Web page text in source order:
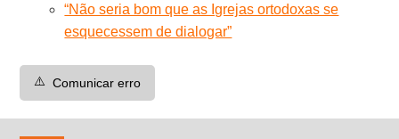
“Não seria bom que as Igrejas ortodoxas se
esquecessem de dialogar”
⚠️ Comunicar erro